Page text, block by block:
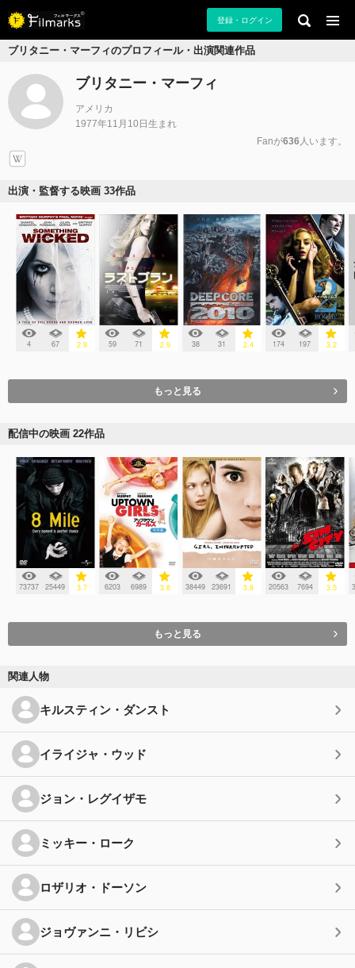
登録・ログイン
ブリタニー・マーフィのプロフィール・出演関連作品
ブリタニー・マーフィ
アメリカ
1977年11月10日生まれ
Fanが636 人います。
出演・監督する映画 33作品
4 67 2.9 59 71 2.9 38 31 2.4 174 197 3.2
もっと見る
配信中の映画 22作品
73737 25449 3.7 6203 6989 3.8 38449 23691 3.8 20563 7694 3.5
もっと見る
関連人物
キルスティン・ダンスト
イライジャ・ウッド
ジョン・レグイザモ
ミッキー・ローク
ロザリオ・ドーソン
ジョヴァンニ・リビシ